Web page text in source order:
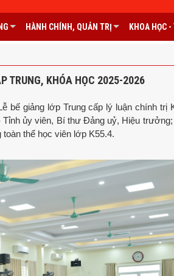
HÀNH CHÍNH, QUẢN TRỊ KHOA HỌC
TRUNG, KHÓA HỌC 2025-2026
giảng lớp Trung cấp lý luận chính trị
ủy viên, Bí thư Đảng uỷ, Hiệu
thể học viên lớp K55.4.